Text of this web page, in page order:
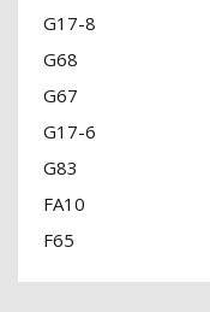
G17-8
G68
G67
G17-6
G83
FA10
F65